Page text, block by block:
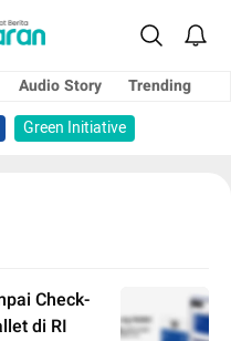
Audio Story
Trending
Green Initiative
Check-
di RI